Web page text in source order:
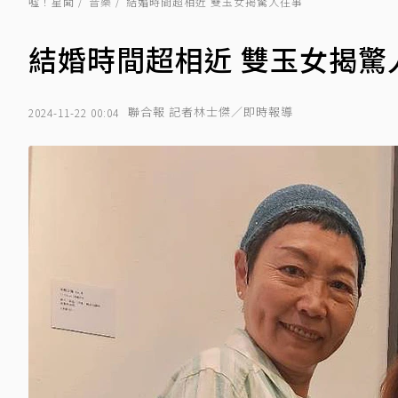
結婚時間超相近 雙玉女揭驚
2024-11-22 00:04 聯合報 記者林士傑／即時報導